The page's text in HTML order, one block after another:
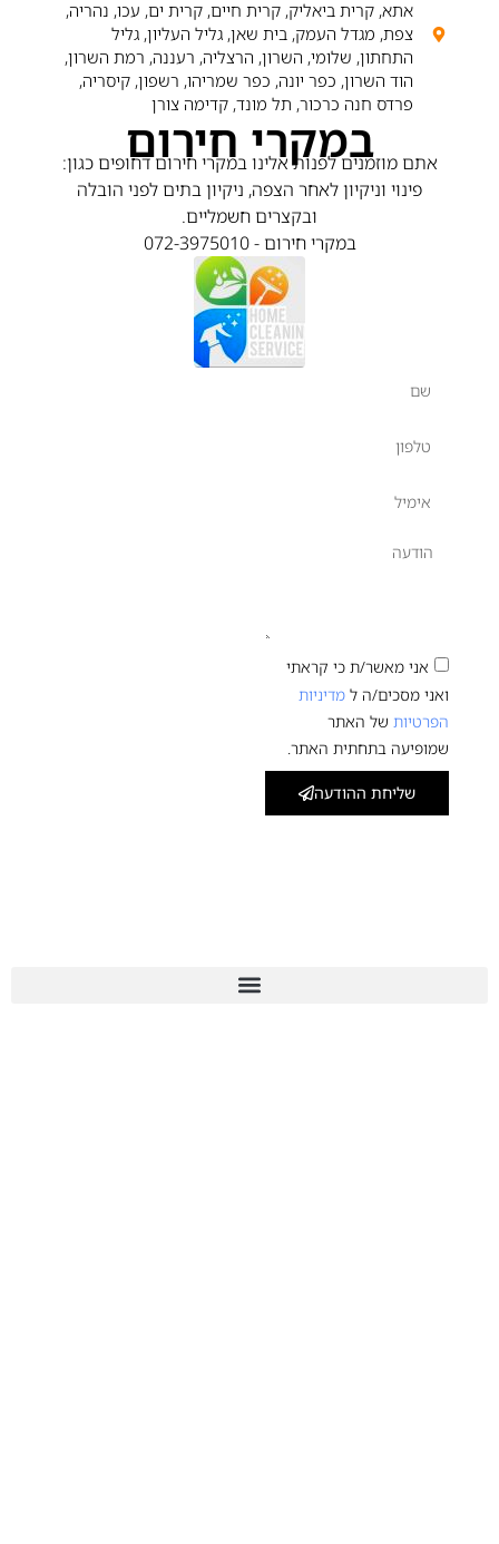
אני מאשר/ת כי קראתי
ואני מסכים/ה ל מדיניות
הפרטיותשל האתר
שמופיעה בתחתית האתר.
שליחת ההודעה
במקרי חירום
אתם מוזמנים לפנות אלינו במקרי חירום דחופים כגון:
פינוי וניקיון לאחר הצפה, ניקיון בתים לפני הובלה
ובקצרים חשמליים.
במקרי חירום - 072-3975010
אתא, קרית ביאליק, קרית חיים, קרית ים, עכו, נהריה,
צפת, מגדל העמק, בית שאן, גליל העליון, גליל
התחתון, שלומי, השרון, הרצליה, רעננה, רמת השרון,
הוד השרון, כפר יונה, כפר שמריהו, רשפון, קיסריה,
פרדס חנה כרכור, תל מונד, קדימה צורן